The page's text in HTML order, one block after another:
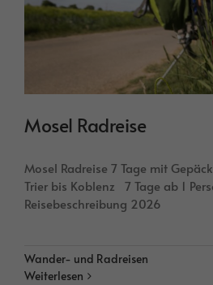
Mosel Radreise
Mosel Radreise 7 Tage mit
Trier bis Koblenz 7 Tage ab 1
Reisebeschreibung 2026
Wander- und Radreisen
Weiterlesen